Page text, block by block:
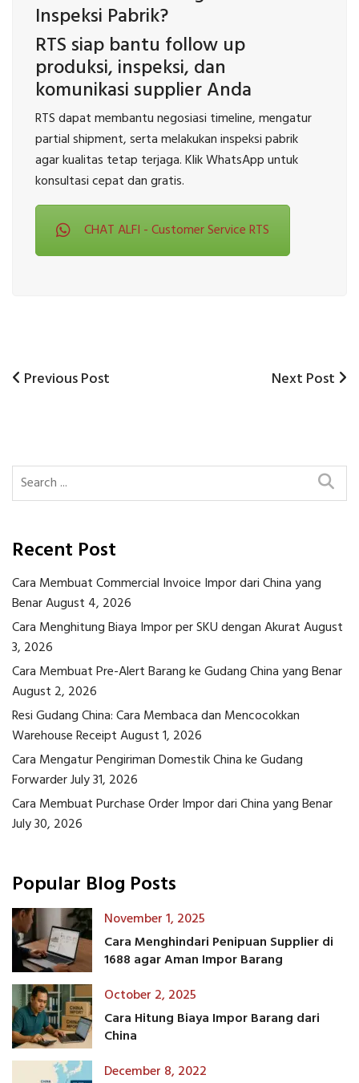
Inspeksi Pabrik?
RTS siap bantu follow up
produksi, inspeksi, dan
komunikasi supplier Anda
RTS dapat membantu negosiasi timeline, mengatur
partial shipment, serta melakukan inspeksi pabrik
agar kualitas tetap terjaga. Klik WhatsApp untuk
konsultasi cepat dan gratis.
CHAT ALFI - Customer Service RTS
Post
Previous
Previous Post
Next
Next Post
Recent Post
Cara Membuat Commercial Invoice Impor dari China yang
BenarAugust 4, 2026
Cara Menghitung Biaya Impor per SKU dengan AkuratAugust
3, 2026
Cara Membuat Pre-Alert Barang ke Gudang China yang Benar
August 2, 2026
Resi Gudang China: Cara Membaca dan Mencocokkan
Warehouse ReceiptAugust 1, 2026
Cara Mengatur Pengiriman Domestik China ke Gudang
ForwarderJuly 31, 2026
Cara Membuat Purchase Order Impor dari China yang Benar
July 30, 2026
Popular Blog Posts
November 1, 2025
Cara Menghindari Penipuan Supplier di
1688 agar Aman Impor Barang
October 2, 2025
Cara Hitung Biaya Impor Barang dari
China
December 8, 2022